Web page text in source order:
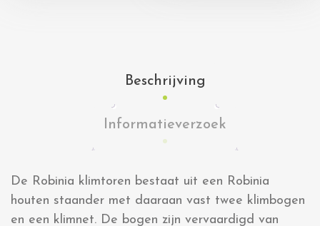
Beschrijving
Informatieverzoek
De Robinia klimtoren bestaat uit een Robinia
houten staander met daaraan vast twee klimbogen
en een klimnet. De bogen zijn vervaardigd van